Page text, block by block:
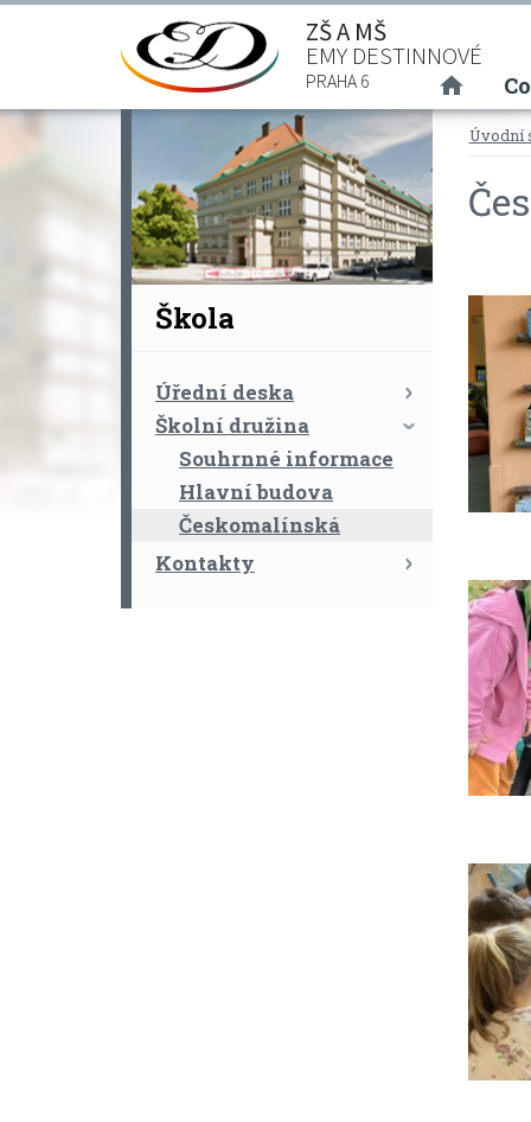
ZŠ A MŠ
EMY DESTINNOVÉ
PRAHA 6
Škola
Úřední deska
Školní družina
Souhrnné informace
Hlavní budova
Českomalínská
Kontakty
Úvodní